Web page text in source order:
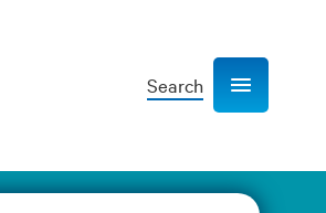
Search Show navigation